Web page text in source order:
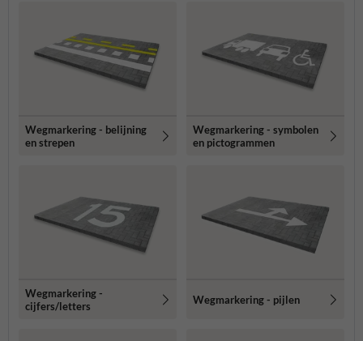
Wegmarkering - belijning
en strepen
Wegmarkering - symbolen
en pictogrammen
Wegmarkering -
cijfers/letters
Wegmarkering - pijlen